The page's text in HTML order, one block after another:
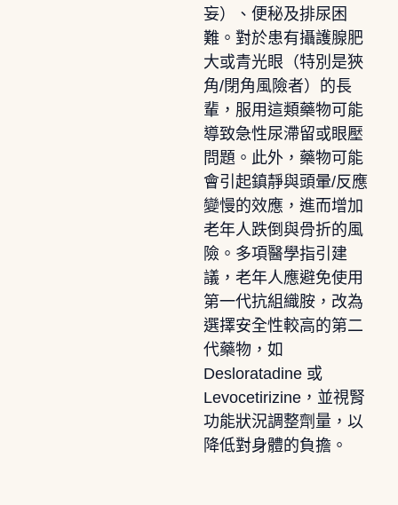
妄）、便秘及排尿困
難。對於患有攝護腺肥
大或青光眼（特別是狹
角/閉角風險者）的長
輩，服用這類藥物可能
導致急性尿滯留或眼壓
問題。此外，藥物可能
會引起鎮靜與頭暈/反應
變慢的效應，進而增加
老年人跌倒與骨折的風
險。多項醫學指引建
議，老年人應避免使用
第一代抗組織胺，改為
選擇安全性較高的第二
代藥物，如
Desloratadine 或
Levocetirizine，並視腎
功能狀況調整劑量，以
降低對身體的負擔。